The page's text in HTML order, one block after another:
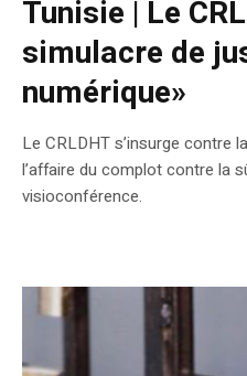
Tunisie | Le
simulacre de
numérique»
Le CRLDHT s’insurge contre
l’affaire du complot contre la
visioconférence.